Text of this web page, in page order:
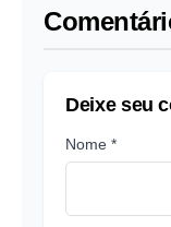
Deixe seu
Nome *